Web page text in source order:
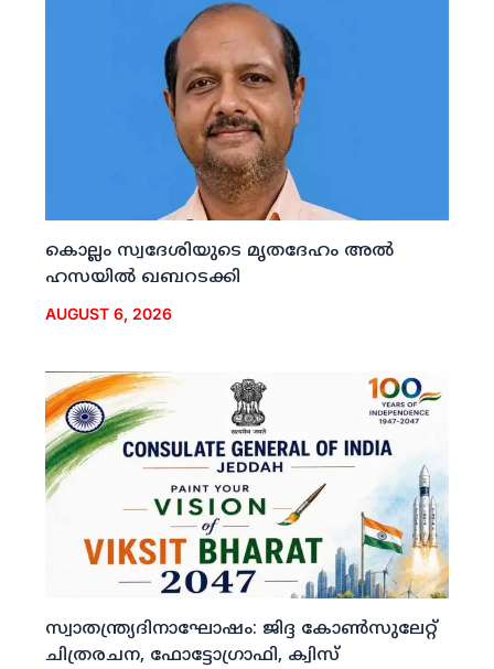
കൊല്ലം സ്വദേശിയുടെ മൃതദേഹം അല്‍
ഹസയില്‍ ഖബറടക്കി
AUGUST 6, 2026
സ്വാതന്ത്ര്യദിനാഘോഷം: ജിദ്ദ കോണ്‍സുലേറ്റ്
ചിത്രരചന, ഫോട്ടോഗ്രാഫി, ക്വിസ്